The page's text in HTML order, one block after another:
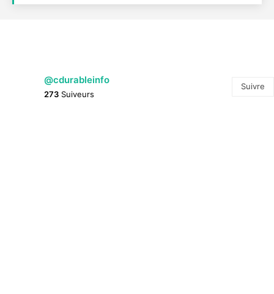
@cdurableinfo
273 Suiveurs
Suivre